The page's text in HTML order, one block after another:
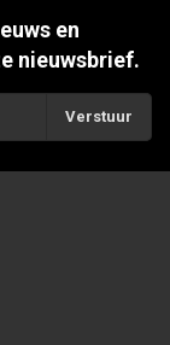
en
nieuwsbrief.
Verstuur